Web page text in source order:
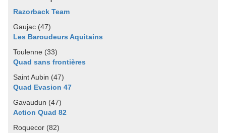
Razorback Team
Gaujac (47)
Les Baroudeurs Aquitains
Toulenne (33)
Quad sans frontières
Saint Aubin (47)
Quad Evasion 47
Gavaudun (47)
Action Quad 82
Roquecor (82)